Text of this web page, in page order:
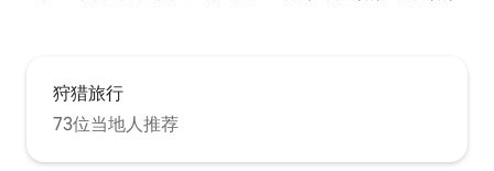
狩猎旅行
73位当地人推荐